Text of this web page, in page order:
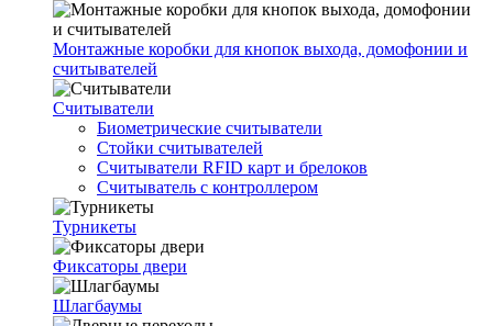
Монтажные коробки для кнопок выхода, домофонии и
считывателей
Считыватели
Биометрические считыватели
Стойки считывателей
Считыватели RFID карт и брелоков
Считыватель с контроллером
Турникеты
Фиксаторы двери
Шлагбаумы